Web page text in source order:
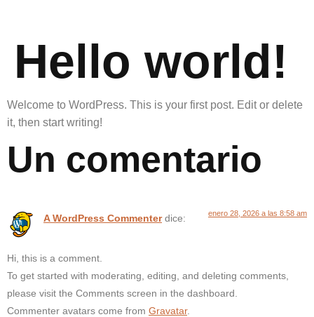
Hello world!
Welcome to WordPress. This is your first post. Edit or delete
it, then start writing!
Un comentario
A WordPress Commenter dice: enero 28, 2026 a las 8:58 am
Hi, this is a comment.
To get started with moderating, editing, and deleting comments,
please visit the Comments screen in the dashboard.
Commenter avatars come from Gravatar.